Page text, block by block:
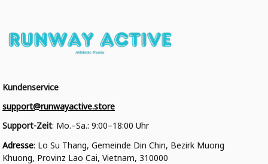
Kundenservice
support@runwayactive.store
Support-Zeit: Mo.–Sa.: 9:00–18:00 Uhr
Adresse: Lo Su Thang, Gemeinde Din Chin, Bezirk Muong
Khuong, Provinz Lao Cai, Vietnam, 310000